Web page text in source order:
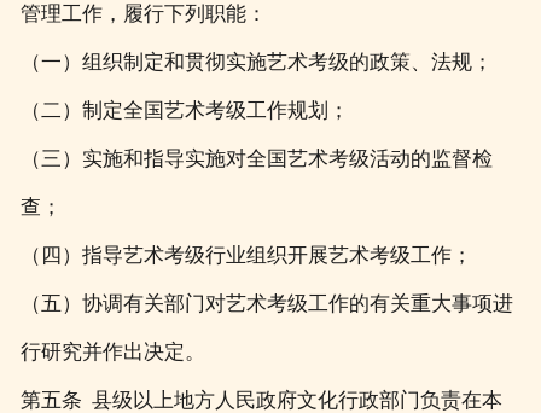
管理工作，履行下列职能：
（一）组织制定和贯彻实施艺术考级的政策、法规；
（二）制定全国艺术考级工作规划；
（三）实施和指导实施对全国艺术考级活动的监督检
查；
（四）指导艺术考级行业组织开展艺术考级工作；
（五）协调有关部门对艺术考级工作的有关重大事项进
行研究并作出决定。
第五条 县级以上地方人民政府文化行政部门负责在本